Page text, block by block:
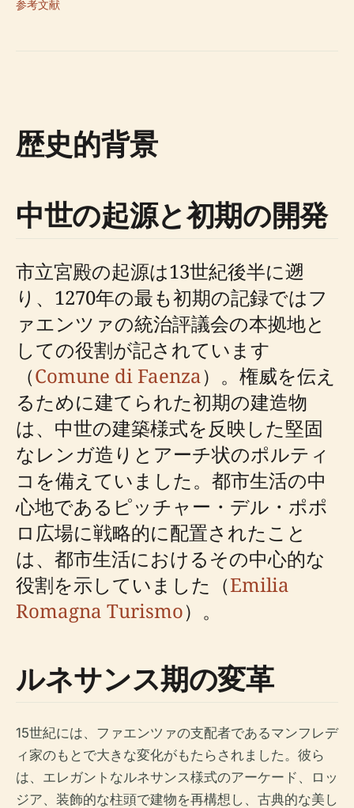
参考文献
歴史的背景
中世の起源と初期の開発
市立宮殿の起源は13世紀後半に遡
り、1270年の最も初期の記録ではフ
ァエンツァの統治評議会の本拠地と
しての役割が記されています
（Comune di Faenza）。権威を伝え
るために建てられた初期の建造物
は、中世の建築様式を反映した堅固
なレンガ造りとアーチ状のポルティ
コを備えていました。都市生活の中
心地であるピッチャー・デル・ポポ
ロ広場に戦略的に配置されたこと
は、都市生活におけるその中心的な
役割を示していました（Emilia
Romagna Turismo）。
ルネサンス期の変革
15世紀には、ファエンツァの支配者であるマンフレデ
ィ家のもとで大きな変化がもたらされました。彼ら
は、エレガントなルネサンス様式のアーケード、ロッ
ジア、装飾的な柱頭で建物を再構想し、古典的な美し